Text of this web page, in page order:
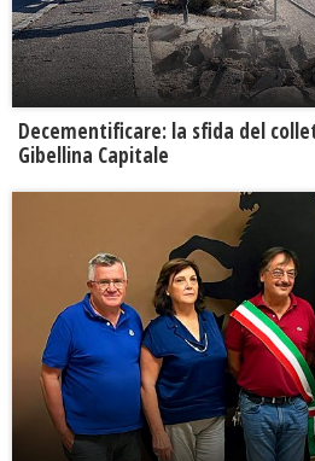
Decementificare: la sfida del
Gibellina Capitale